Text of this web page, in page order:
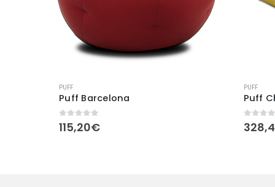
PUFF
Puff Barcelona
0out of 5
115,20€
PUFF
Puff
0out